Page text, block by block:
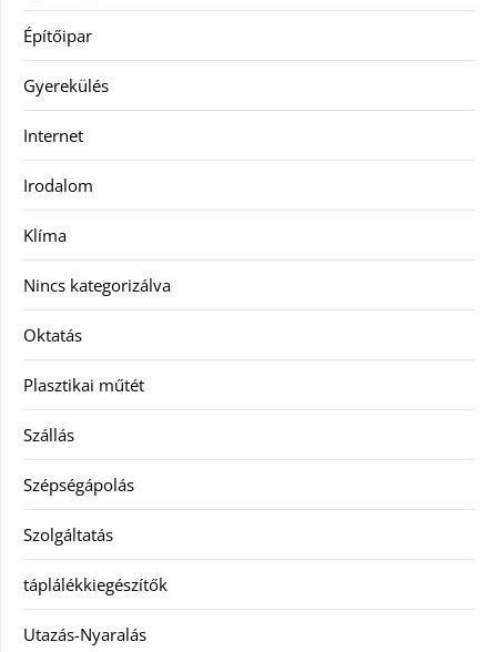
Építőipar
Gyerekülés
Internet
Irodalom
Klíma
Nincs kategorizálva
Oktatás
Plasztikai műtét
Szállás
Szépségápolás
Szolgáltatás
táplálékkiegészítők
Utazás-Nyaralás